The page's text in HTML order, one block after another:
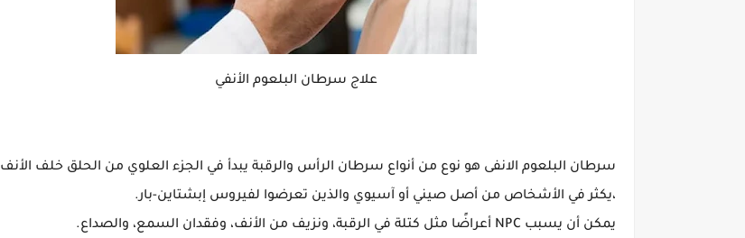
علاج سرطان البلعوم الأنفي
سرطان البلعوم الانفى هو نوع من أنواع سرطان الرأس والرقبة يبدأ في الجزء العلوي من الحلق خلف الأنف
،يكثر في الأشخاص من أصل صيني أو آسيوي والذين تعرضوا لفيروس إبشتاين-بار.
يمكن أن يسبب NPC أعراضًا مثل كتلة في الرقبة، ونزيف من الأنف، وفقدان السمع، والصداع.